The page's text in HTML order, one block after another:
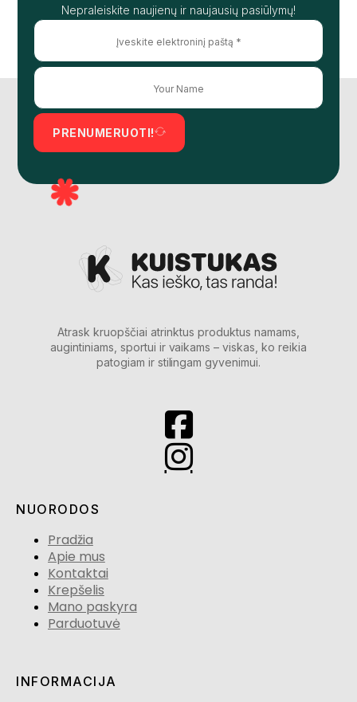
Nepraleiskite naujienų ir naujausių pasiūlymų!
PRENUMERUOTI!
Atrask kruopščiai atrinktus produktus namams,
augintiniams, sportui ir vaikams – viskas, ko reikia
patogiam ir stilingam gyvenimui.
NUORODOS
Pradžia
Apie mus
Kontaktai
Krepšelis
Mano paskyra
Parduotuvė
INFORMACIJA